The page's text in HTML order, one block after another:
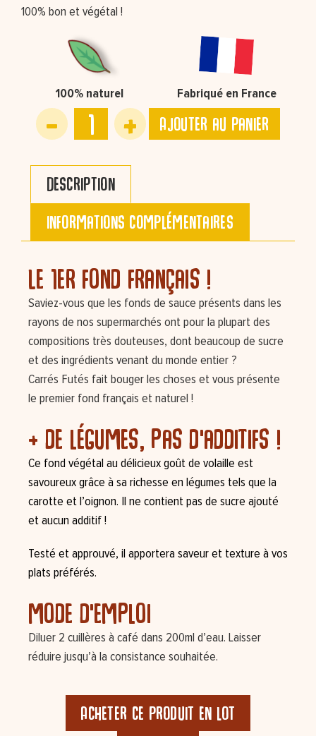
100% bon et végétal !
100% naturel Fabriqué en France
Ajouter au panier
Description
Informations complémentaires
Le 1er fond français !
Saviez-vous que les fonds de sauce présents dans les
rayons de nos supermarchés ont pour la plupart des
compositions très douteuses, dont beaucoup de sucre
et des ingrédients venant du monde entier ?
Carrés Futés fait bouger les choses et vous présente
le premier fond français et naturel !
+ de légumes, pas d'additifs !
Ce fond végétal au délicieux goût de volaille est
savoureux grâce à sa richesse en légumes tels que la
carotte et l’oignon. Il ne contient pas de sucre ajouté
et aucun additif !
Testé et approuvé, il apportera saveur et texture à vos
plats préférés.
mode d'emploi
Diluer 2 cuillères à café dans 200ml d’eau. Laisser
réduire jusqu’à la consistance souhaitée.
Acheter ce produit en lot